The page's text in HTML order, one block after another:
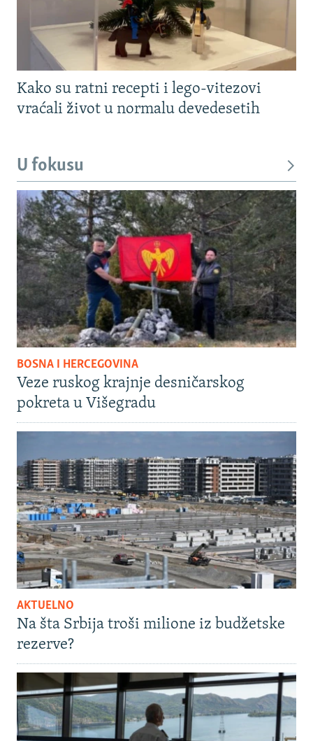
Kako su ratni recepti i lego-vitezovi
vraćali život u normalu devedesetih
U fokusu
BOSNA I HERCEGOVINA
Veze ruskog krajnje desničarskog
pokreta u Višegradu
AKTUELNO
Na šta Srbija troši milione iz budžetske
rezerve?